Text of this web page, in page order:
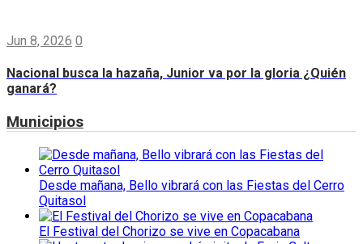
Jun 8, 2026 0
Nacional busca la hazaña, Junior va por la gloria ¿Quién
ganará?
Municipios
Desde mañana, Bello vibrará con las Fiestas del Cerro
Quitasol
El Festival del Chorizo se vive en Copacabana